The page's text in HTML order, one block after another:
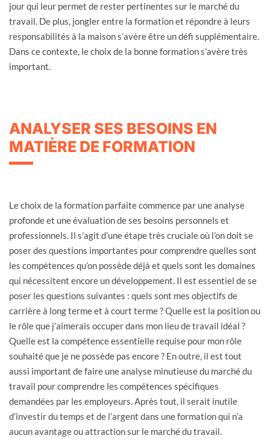
jour qui leur permet de rester pertinentes sur le marché du
travail. De plus, jongler entre la formation et répondre à leurs
responsabilités à la maison s’avère être un défi supplémentaire.
Dans ce contexte, le choix de la bonne formation s’avère très
important.
ANALYSER SES BESOINS EN
MATIÈRE DE FORMATION
Le choix de la formation parfaite commence par une analyse
profonde et une évaluation de ses besoins personnels et
professionnels. Il s’agit d’une étape très cruciale où l’on doit se
poser des questions importantes pour comprendre quelles sont
les compétences qu’on possède déjà et quels sont les domaines
qui nécessitent encore un développement. Il est essentiel de se
poser les questions suivantes : quels sont mes objectifs de
carrière à long terme et à court terme ? Quelle est la position ou
le rôle que j’aimerais occuper dans mon lieu de travail idéal ?
Quelle est la compétence essentielle requise pour mon rôle
souhaité que je ne possède pas encore ? En outre, il est tout
aussi important de faire une analyse minutieuse du marché du
travail pour comprendre les compétences spécifiques
demandées par les employeurs. Après tout, il serait inutile
d’investir du temps et de l’argent dans une formation qui n’a
aucun avantage ou attraction sur le marché du travail.